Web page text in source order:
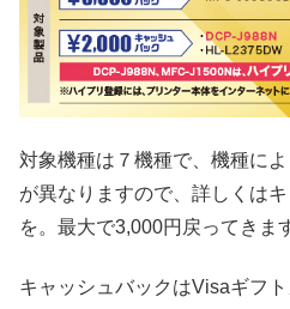
対象機種は７機種で、機種に
が異なりますので、詳しくは
を。最大で3,000円戻ってきま
キャッシュバックはVisaギフ